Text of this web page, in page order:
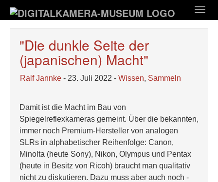
Hauptinhalt
springen
"Die dunkle Seite der
(japanischen) Macht"
Ralf Jannke - 23. Juli 2022 - Wissen, Sammeln
Damit ist die Macht im Bau von
Spiegelreflexkameras gemeint. Über die bekannten,
immer noch Premium-Hersteller von analogen
SLRs in alphabetischer Reihenfolge: Canon,
Minolta (heute Sony), Nikon, Olympus und Pentax
(heute in Besitz von Ricoh) braucht man qualitativ
nicht zu diskutieren. Dazu muss aber auch noch -